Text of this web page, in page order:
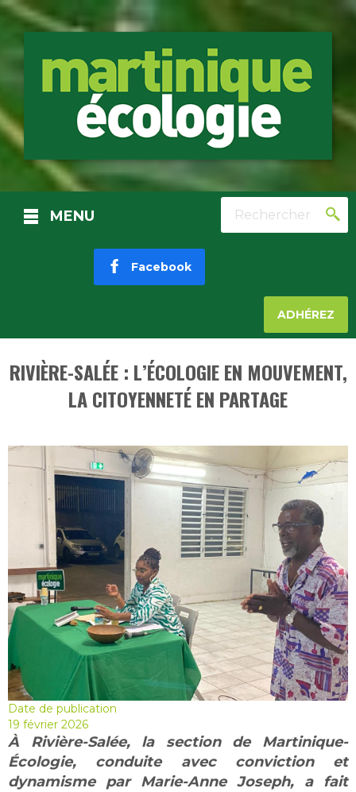
MENU Rechercher
Facebook
ADHÉREZ
RIVIÈRE-SALÉE : L’ÉCOLOGIE EN MOUVEMENT,
LA CITOYENNETÉ EN PARTAGE
Date de publication
19 février 2026
À Rivière-Salée, la section de Martinique-
Écologie, conduite avec conviction et
dynamisme par Marie-Anne Joseph, a fait